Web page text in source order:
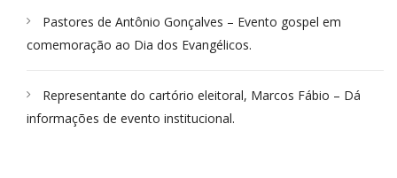
Pastores de Antônio Gonçalves – Evento gospel em
comemoração ao Dia dos Evangélicos.
Representante do cartório eleitoral, Marcos Fábio – Dá
informações de evento institucional.